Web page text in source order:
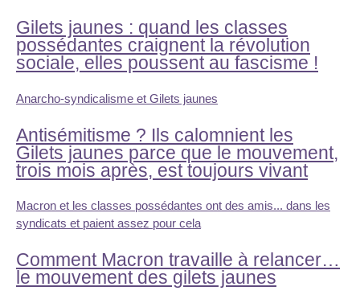
Gilets jaunes : quand les classes
possédantes craignent la révolution
sociale, elles poussent au fascisme !
Anarcho-syndicalisme et Gilets jaunes
Antisémitisme ? Ils calomnient les
Gilets jaunes parce que le mouvement,
trois mois après, est toujours vivant
Macron et les classes possédantes ont des amis... dans les
syndicats et paient assez pour cela
Comment Macron travaille à relancer…
le mouvement des gilets jaunes